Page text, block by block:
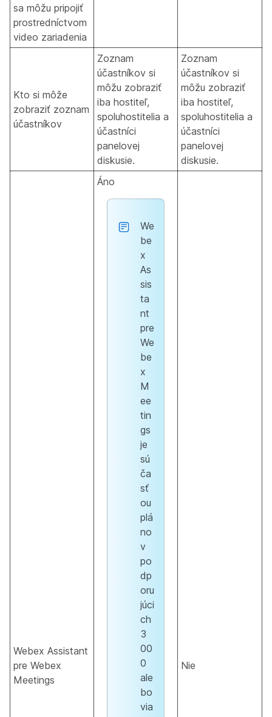
sa môžu pripojiť
prostredníctvom
video zariadenia
Kto si môže
zobraziť zoznam
účastníkov
Zoznam
účastníkov si
môžu zobraziť
iba hostiteľ,
spoluhostitelia a
účastníci
panelovej
diskusie.
Zoznam
účastníkov si
môžu zobraziť
iba hostiteľ,
spoluhostitelia a
účastníci
panelovej
diskusie.
Webex Assistant
pre Webex
Meetings
Áno
We
be
x
As
sis
ta
nt
pre
We
be
x
M
ee
tin
gs
je
sú
ča
sť
ou
plá
no
v
po
dp
oru
júci
ch
3
00
0
ale
bo
via
Nie